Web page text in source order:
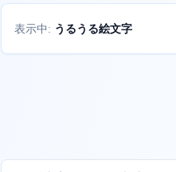
表示中: うるうる絵文字